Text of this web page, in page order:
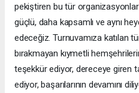
pekiştiren bu tür
güçlü, daha kapsamlı ve aynı
edeceğiz. Turnuvamıza katılan
bırakmayan kıymetli
teşekkür ediyor, dereceye giren
ediyor, başarılarının devamını